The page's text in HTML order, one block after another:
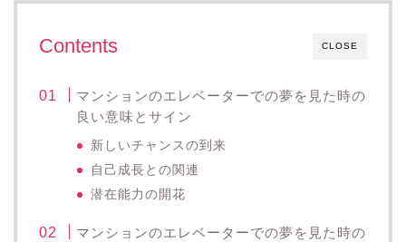
CLOSE
Contents
マンションのエレベーターでの夢を見た時の
良い意味とサイン
新しいチャンスの到来
自己成長との関連
潜在能力の開花
マンションのエレベーターでの夢を見た時の